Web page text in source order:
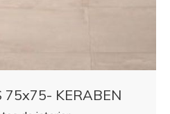
75x75- KERABEN